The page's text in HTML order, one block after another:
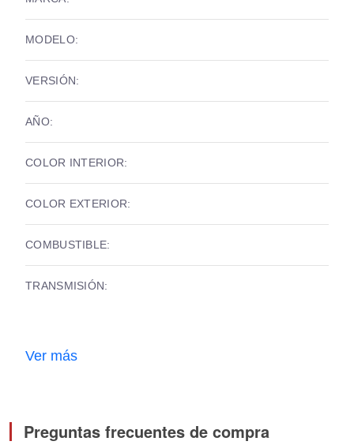
MODELO:
VERSIÓN:
AÑO:
COLOR INTERIOR:
COLOR EXTERIOR:
COMBUSTIBLE:
TRANSMISIÓN:
Ver más
Preguntas frecuentes de compra